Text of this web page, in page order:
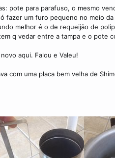
pote para parafuso, o mesmo
fazer um furo pequeno no meio
melhor é o de requeijão de
q vedar entre a tampa e o pote
aqui. Falou e Valeu!
com uma placa bem velha de